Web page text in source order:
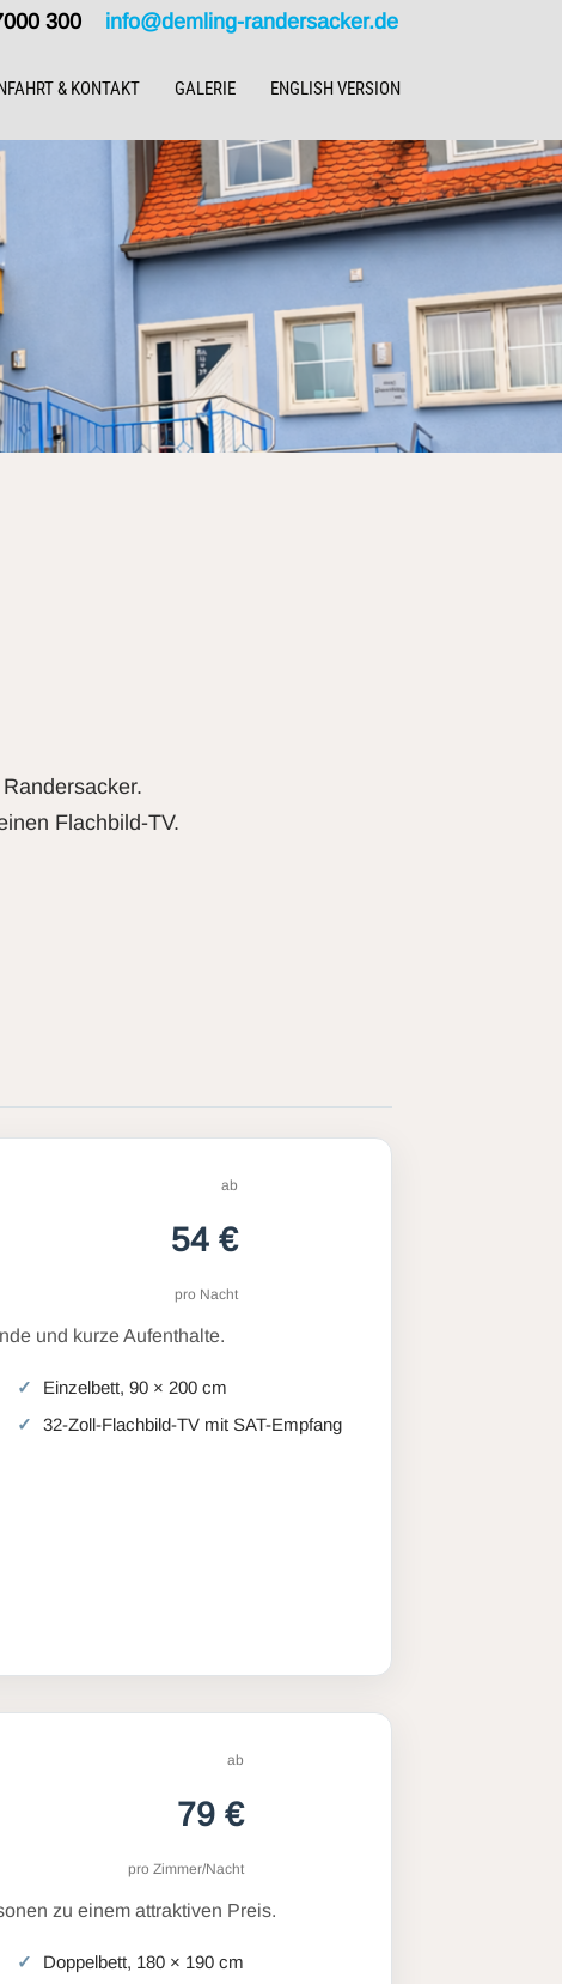
300 info@demling-randersacker.de
& KONTAKT GALERIE ENGLISH VERSION
Flachbild-TV.
ab
54 €
pro Nacht
und kurze Aufenthalte.
Einzelbett, 90 × 200 cm
32-Zoll-Flachbild-TV mit SAT-Empfang
ab
79 €
pro Zimmer/Nacht
zu einem attraktiven Preis.
Doppelbett, 180 × 190 cm